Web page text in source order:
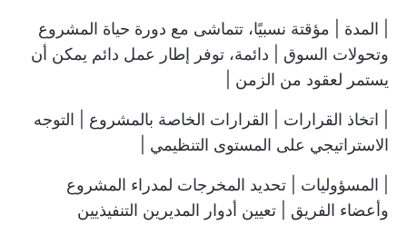
| المدة | مؤقتة نسبيًا، تتماشى مع دورة حياة المشروع
وتحولات السوق | دائمة، توفر إطار عمل دائم يمكن أن
يستمر لعقود من الزمن |
| اتخاذ القرارات | القرارات الخاصة بالمشروع | التوجه
الاستراتيجي على المستوى التنظيمي |
| المسؤوليات | تحديد المخرجات لمدراء المشروع
وأعضاء الفريق | تعيين أدوار المديرين التنفيذيين